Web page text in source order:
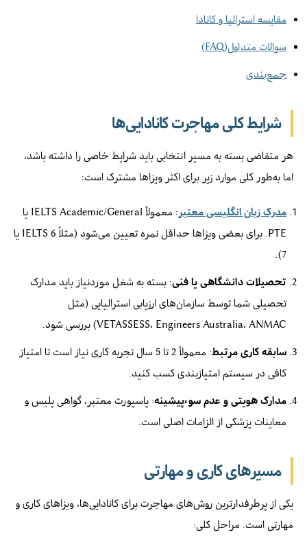
مقایسه استرالیا و کانادا
سوالات متداول(FAQ)
جمع‌بندی
شرایط کلی مهاجرت کانادایی‌ها
هر متقاضی بسته به مسیر انتخابی باید شرایط خاصی را داشته باشد،
اما به‌طور کلی موارد زیر برای اکثر ویزاها مشترک است:
مدرک زبان انگلیسی معتبر
: معمولاً IELTS Academic/General یا
PTE. برای بعضی ویزاها حداقل نمره تعیین می‌شود (مثلاً IELTS 6 یا
7).
تحصیلات دانشگاهی یا فنی: بسته به شغل موردنیاز باید مدارک
تحصیلی شما توسط سازمان‌های ارزیابی استرالیایی (مثل
VETASSESS، Engineers Australia، ANMAC) بررسی شود.
سابقه کاری مرتبط
: معمولاً 2 تا 5 سال تجربه کاری نیاز است تا امتیاز
کافی در سیستم امتیازبندی کسب کنید.
مدارک هویتی و عدم سوءپیشینه: پاسپورت معتبر، گواهی پلیس و
معاینات پزشکی از الزامات اصلی است.
مسیرهای کاری و مهارتی
یکی از پرطرفدارترین روش‌های مهاجرت برای کانادایی‌ها، ویزاهای کاری و
مهارتی است. مراحل کلی: